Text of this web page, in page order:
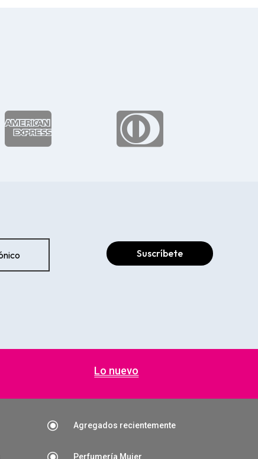
 
Suscríbete
Lo nuevo
\ Agregados recientemente
Perfumería Mujer